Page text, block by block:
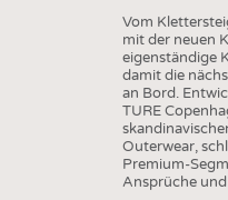
DTV AUSSCHREIBUNGSDIENST
DAUNENCHECK
ADRESSEN & LINKS
PUBLIKATIONEN
Vom
mit der neuen
eigenständige
damit die
an Bord.
TURE
Outerwear,
Premium-
Ansprüche